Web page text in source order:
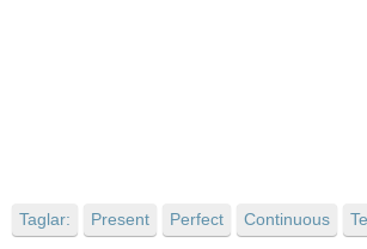
Taglar: Present Perfect Continuous